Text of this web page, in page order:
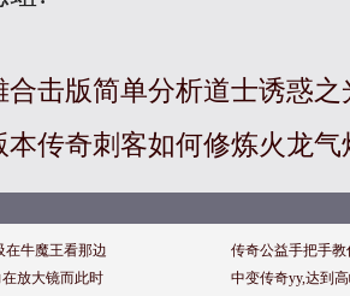
合击版简单分析道士诱惑之
本传奇刺客如何修炼火龙气
在牛魔王看那边
传奇公益手把手
放大镜而此时
中变传奇yy,达到